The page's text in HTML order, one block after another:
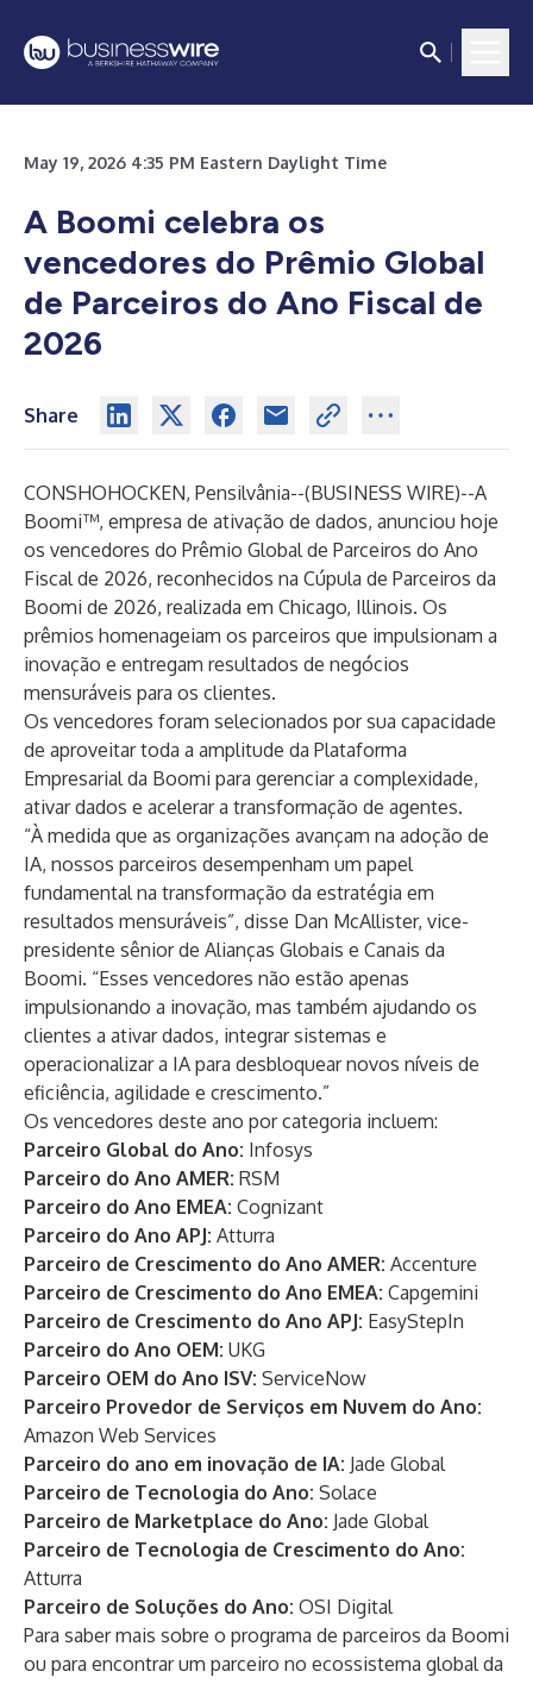
May 19, 2026 4:35 PM Eastern Daylight Time
A Boomi celebra os
vencedores do Prêmio Global
de Parceiros do Ano Fiscal de
2026
Share
CONSHOHOCKEN, Pensilvânia--(BUSINESS WIRE)--A
Boomi™, empresa de ativação de dados, anunciou hoje
os vencedores do Prêmio Global de Parceiros do Ano
Fiscal de 2026, reconhecidos na Cúpula de Parceiros da
Boomi de 2026, realizada em Chicago, Illinois. Os
prêmios homenageiam os parceiros que impulsionam a
inovação e entregam resultados de negócios
mensuráveis ​​para os clientes.
Os vencedores foram selecionados por sua capacidade
de aproveitar toda a amplitude da Plataforma
Empresarial da Boomi para gerenciar a complexidade,
ativar dados e acelerar a transformação de agentes.
“À medida que as organizações avançam na adoção de
IA, nossos parceiros desempenham um papel
fundamental na transformação da estratégia em
resultados mensuráveis”, disse Dan McAllister, vice-
presidente sênior de Alianças Globais e Canais da
Boomi. “Esses vencedores não estão apenas
impulsionando a inovação, mas também ajudando os
clientes a ativar dados, integrar sistemas e
operacionalizar a IA para desbloquear novos níveis de
eficiência, agilidade e crescimento.”
Os vencedores deste ano por categoria incluem:
Parceiro Global do Ano: Infosys
Parceiro do Ano AMER: RSM
Parceiro do Ano EMEA: Cognizant
Parceiro do Ano APJ: Atturra
Parceiro de Crescimento do Ano AMER: Accenture
Parceiro de Crescimento do Ano EMEA: Capgemini
Parceiro de Crescimento do Ano APJ: EasyStepIn
Parceiro do Ano OEM: UKG
Parceiro OEM do Ano ISV: ServiceNow
Parceiro Provedor de Serviços em Nuvem do Ano:
Amazon Web Services
Parceiro do ano em inovação de IA: Jade Global
Parceiro de Tecnologia do Ano: Solace
Parceiro de Marketplace do Ano: Jade Global
Parceiro de Tecnologia de Crescimento do Ano:
Atturra
Parceiro de Soluções do Ano: OSI Digital
Para saber mais sobre o programa de parceiros da Boomi
ou para encontrar um parceiro no ecossistema global da